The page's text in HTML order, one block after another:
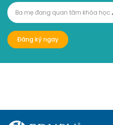
a mẹ
Đăng ký ngay